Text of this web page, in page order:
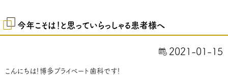
今年こそは！と思っていらっしゃる患者様へ
2021-01-15
こんにちは！博多プライベート歯科です！